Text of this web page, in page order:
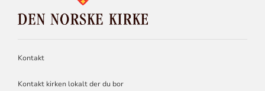
NORSKE
KIRKE
Kontakt
Kontakt kirken lokalt der du bor